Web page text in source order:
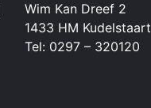
Wim Kan Dreef 2
1433 HM Kudelstaart
Tel: 0297 – 320120